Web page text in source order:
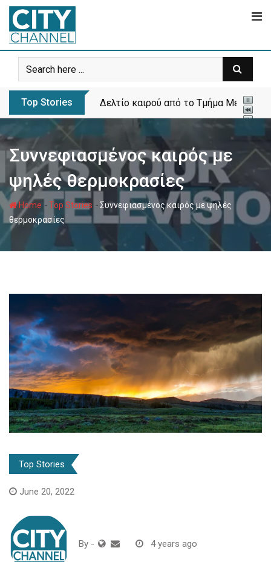
Skip
content
Top Stories Δελτίο καιρού από το Τμήμα
Συννεφιασμένος καιρός με
ψηλές θερμοκρασίες
Home -Top Stories -Συννεφιασμένος καιρός με ψηλές
θερμοκρασίες
Top Stories
June 20, 2022
By - 4 years ago